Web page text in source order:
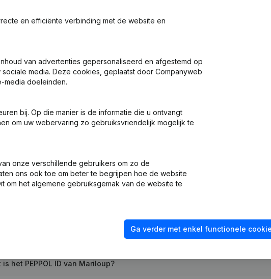
is het PEPPOL ID van Mariloup?
en efficiënte verbinding met de website en
van advertenties gepersonaliseerd en afgestemd op
media. Deze cookies, geplaatst door Companyweb
media doeleinden.
bij. Op die manier is de informatie die u ontvangt
om uw webervaring zo gebruiksvriendelijk mogelijk te
onze verschillende gebruikers om zo de
ons ook toe om beter te begrijpen hoe de website
om het algemene gebruiksgemak van de website te
Ga verder met enkel functionele